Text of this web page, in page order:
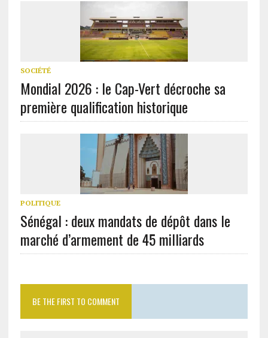
SOCIÉTÉ
Mondial 2026 : le Cap-Vert décroche sa
première qualification historique
POLITIQUE
Sénégal : deux mandats de dépôt dans le
marché d’armement de 45 milliards
BE THE FIRST TO COMMENT